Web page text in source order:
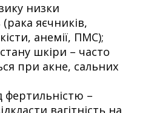
низки
яєчників,
анемії, ПМС);
шкіри – часто
при акне, сальних
фертильністю –
вагітність на